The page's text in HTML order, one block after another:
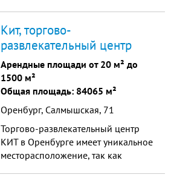
организована максимально
эффективно. Торговый дом
предлагает прекрасные условия,
как для розничных, так и для
оптовых покупателей.
Кит, торгово-
развлекательный центр
Арендные площади от 20 м² до
1500 м²
Общая площадь: 84065 м²
Оренбург, Салмышская, 71
Торгово-развлекательный центр
КИТ в Оренбурге имеет уникальное
месторасположение, так как